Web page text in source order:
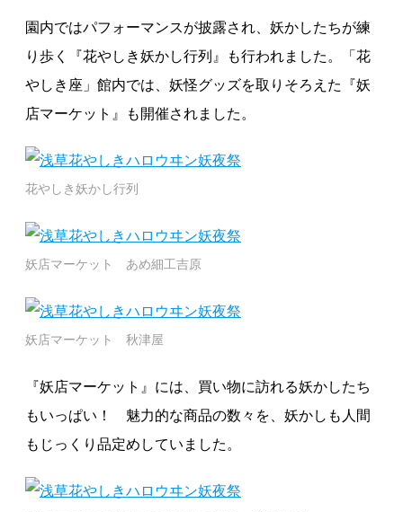
園内ではパフォーマンスが披露され、妖かしたちが練
り歩く『花やしき妖かし行列』も行われました。「花
やしき座」館内では、妖怪グッズを取りそろえた『妖
店マーケット』も開催されました。
花やしき妖かし行列
妖店マーケット あめ細工吉原
妖店マーケット 秋津屋
『妖店マーケット』には、買い物に訪れる妖かしたち
もいっぱい！ 魅力的な商品の数々を、妖かしも人間
もじっくり品定めしていました。